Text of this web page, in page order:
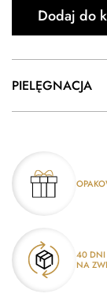
Dodaj do
PIELĘGNACJA
40 DNI
NA